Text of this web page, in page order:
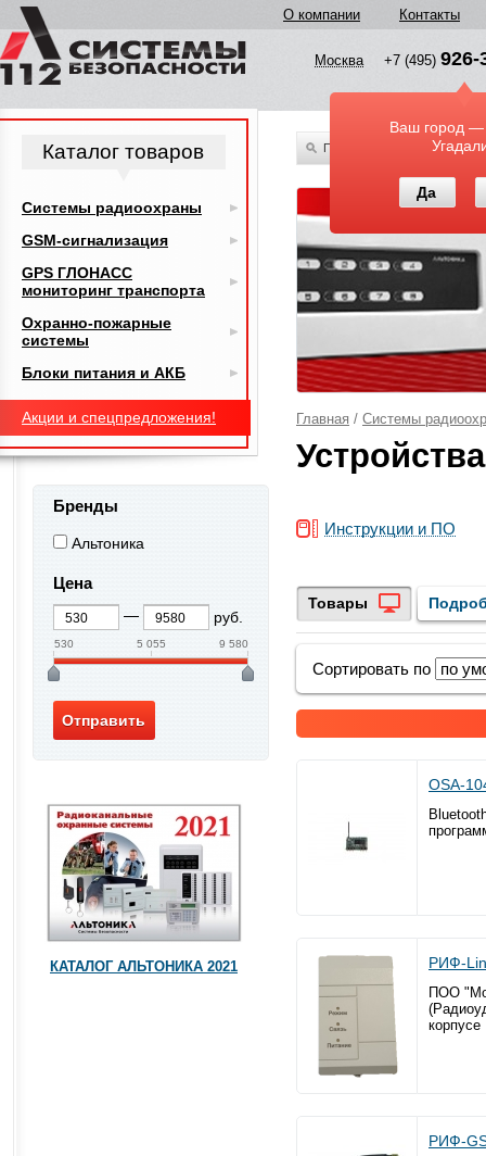
О компании Контакты
Москва +7 (495) 926-
Ваш город —
Да
По всему каталогу
Главная / Системы
Инструкции и ПО
Товары
Сортировать по
OSA-
РИФ-
ПОО
корпусе
РИФ-
Каталог товаров
Системы радиоохраны
GSM-сигнализация
GPS ГЛОНАСС
мониторинг транспорта
Охранно-пожарные
системы
Блоки питания и АКБ
Акции и спецпредложения!
Бренды
Альтоника
Цена
руб.
530 5 055 9 580
КАТАЛОГ АЛЬТОНИКА 2021